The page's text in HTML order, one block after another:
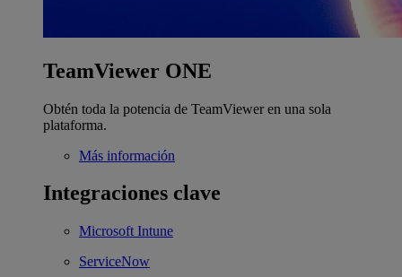
TeamViewer ONE
Obtén toda la potencia de TeamViewer en una sola
plataforma.
Más información
Integraciones clave
Microsoft Intune
ServiceNow